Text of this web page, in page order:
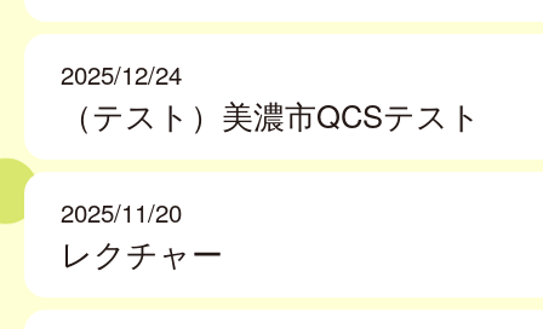
2025/12/24
（テスト）美濃市QCSテスト
2025/11/20
レクチャー